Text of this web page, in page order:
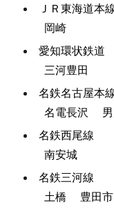
ＪＲ東海道本
岡崎
愛知環状鉄道
三河豊田
名鉄名古屋本
名電長沢
名鉄西尾線
南安城
名鉄三河線
土橋
豊田市